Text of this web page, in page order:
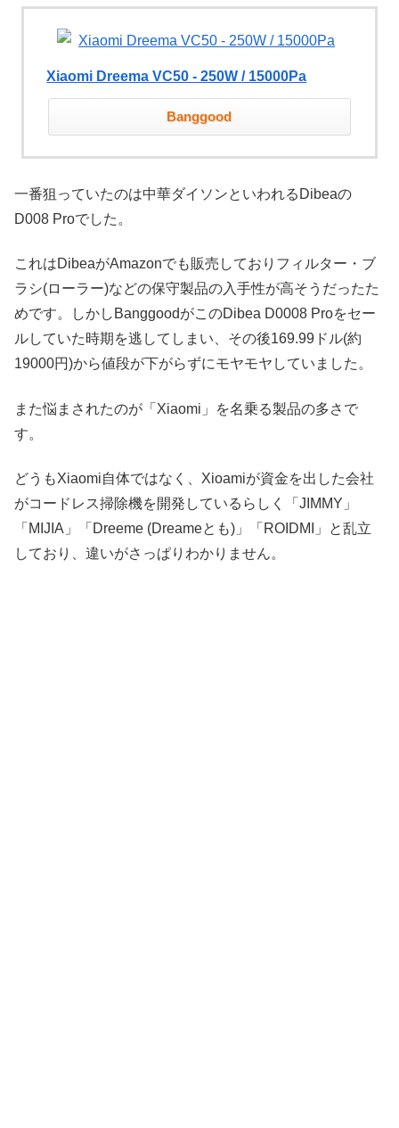
Xiaomi Dreema VC50 - 250W / 15000Pa
Banggood
一番狙っていたのは中華ダイソンといわれるDibeaの
D008 Proでした。
これはDibeaがAmazonでも販売しておりフィルター・ブ
ラシ(ローラー)などの保守製品の入手性が高そうだったた
めです。しかしBanggoodがこのDibea D0008 Proをセー
ルしていた時期を逃してしまい、その後169.99ドル(約
19000円)から値段が下がらずにモヤモヤしていました。
また悩まされたのが「Xiaomi」を名乗る製品の多さで
す。
どうもXiaomi自体ではなく、Xioamiが資金を出した会社
がコードレス掃除機を開発しているらしく「JIMMY」
「MIJIA」「Dreeme (Dreameとも)」「ROIDMI」と乱立
しており、違いがさっぱりわかりません。